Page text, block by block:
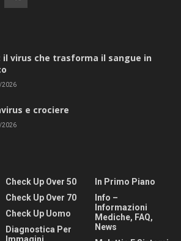
il virus che trasforma il sangue in
2026
e crociere
2026
Check Up Over 50
Check Up Over 70
Check Up Uomo
Diagnostica Per
In Primo Piano
Info –
Informazioni
Mediche, FAQ,
News